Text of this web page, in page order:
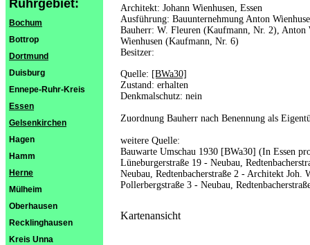
Ruhrgebiet:
Bochum
Bottrop
Dortmund
Duisburg
Ennepe-Ruhr-Kreis
Essen
Gelsenkirchen
Hagen
Hamm
Herne
Mülheim
Oberhausen
Recklinghausen
Kreis Unna
Architekt: Johann Wienhusen, Essen
Ausführung: Bauunternehmung Anton
Bauherr: W. Fleuren (Kaufmann, Nr. 2), Anton
Wienhusen (Kaufmann, Nr. 6)
Besitzer:
Quelle: [BWa30]
Zustand: erhalten
Denkmalschutz: nein
Zuordnung Bauherr nach Benennung als
weitere Quelle:
Bauwarte Umschau 1930 [BWa30] (In Essen
Lüneburgerstraße 19 - Neubau,
Neubau, Redtenbacherstraße 2 - Architekt Joh.
Pollerbergstraße 3 - Neubau,
Kartenansicht